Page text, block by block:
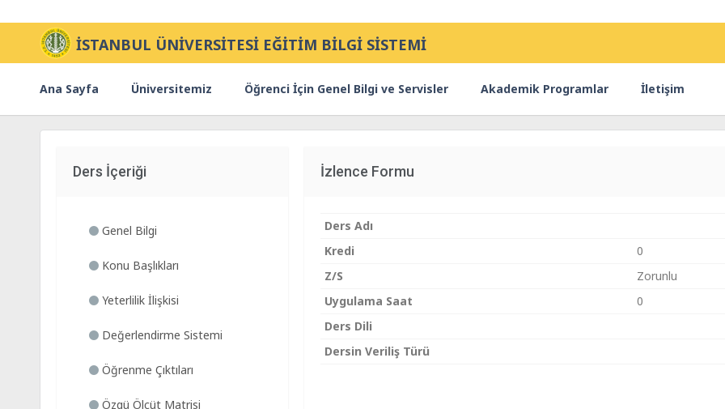
İSTANBUL ÜNİVERSİTESİ EĞİTİM BİLGİ SİSTEMİ
Ana Sayfa Üniversitemiz Öğrenci İçin Genel Bilgi ve Servisler Akademik Programlar İletişim
Ders İçeriği
Genel Bilgi
Konu Başlıkları
Yeterlilik İlişkisi
Değerlendirme Sistemi
Öğrenme Çıktıları
Özgü Ölçüt Matrisi
İzlence Formu
Ders Adı
Kredi
0
Z/S
Zorunlu
Uygulama Saat
0
Ders Dili
Dersin Veriliş Türü